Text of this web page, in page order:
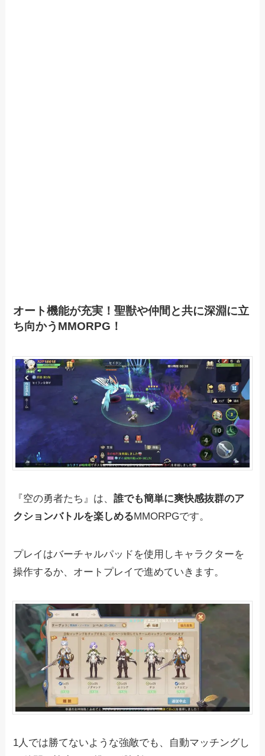
オート機能が充実！聖獣や仲間と共に深淵に立
ち向かうMMORPG！
『空の勇者たち』は、誰でも簡単に爽快感抜群のア
クションバトルを楽しめるMMORPGです。
プレイはバーチャルパッドを使用しキャラクターを
操作するか、オートプレイで進めていきます。
1人では勝てないような強敵でも、自動マッチングし